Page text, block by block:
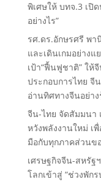
พิเศษให้ บทจ.3 เปิ
อย่างไร”
รศ.ดร.อักษรศรี พ
และเดินเกมอย่าง
เป้า“ฟื้นฟูชาติ” ให้
ประกอบการไทย จี
อ่านทิศทางจีนอย่าง
จีน-ไทย จัดสัมมนา
หวังพลังงานใหม่ เ
มือกับทุกภาคส่วนข
เศรษฐกิจจีน-สหรัฐ
โลกเข้าสู่ “ช่วงพัก